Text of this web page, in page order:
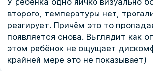
У ребёнка одно яичко визуально
второго, температуры нет,
реагирует. Причём это то
появляется снова. Выглядит как
этом ребёнок не ощущает
крайней мере это не показывает)